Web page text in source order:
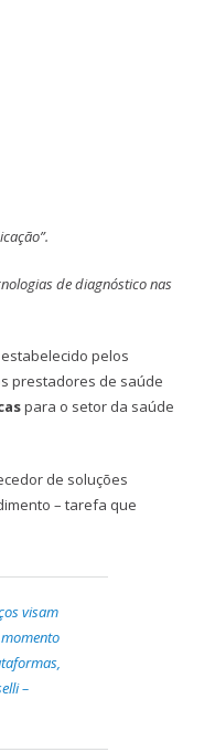
de diagnóstico nas
pelos
prestadores de saúde
para o setor da saúde
de soluções
– tarefa que
visam
–